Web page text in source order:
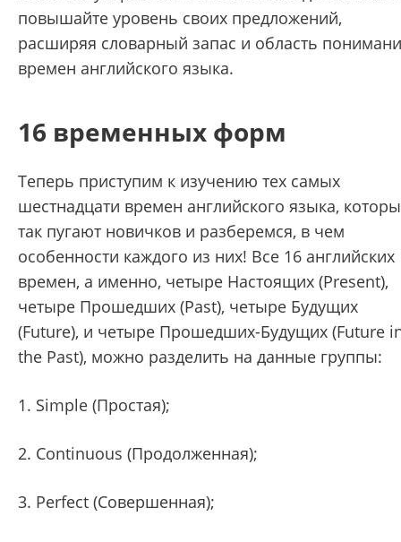
повышайте уровень своих предложений,
расширяя словарный запас и область
времен английского языка.
16 временных форм
Теперь приступим к изучению тех самых
шестнадцати времен английского языка,
так пугают новичков и разберемся, в чем
особенности каждого из них! Все 16 английских
времен, а именно, четыре Настоящих (Present),
четыре Прошедших (Past), четыре Будущих
(Future), и четыре Прошедших-Будущих (Future
the Past), можно разделить на данные группы:
1. Simple (Простая);
2. Continuous (Продолженная);
3. Perfect (Совершенная);